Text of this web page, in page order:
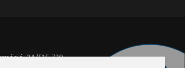
34/515-730